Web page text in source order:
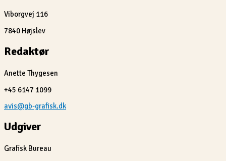
Viborgvej 116
7840 Højslev
Redaktør
Anette Thygesen
+45 6147 1099
avis@gb-grafisk.dk
Udgiver
Grafisk Bureau